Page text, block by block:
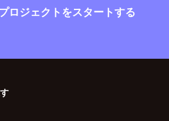
ロジェクトをスタートする